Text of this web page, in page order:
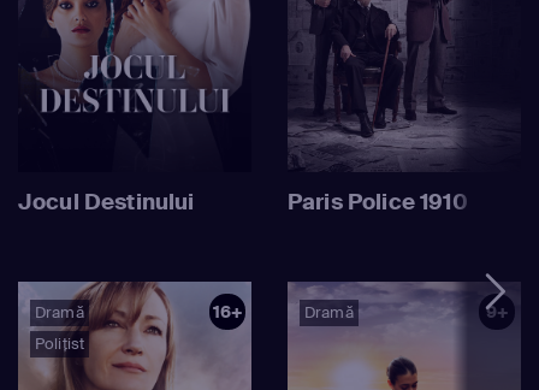
Jocul Destinului Paris Police 1910
Dramă
Polițist
16+ Dramă 9+